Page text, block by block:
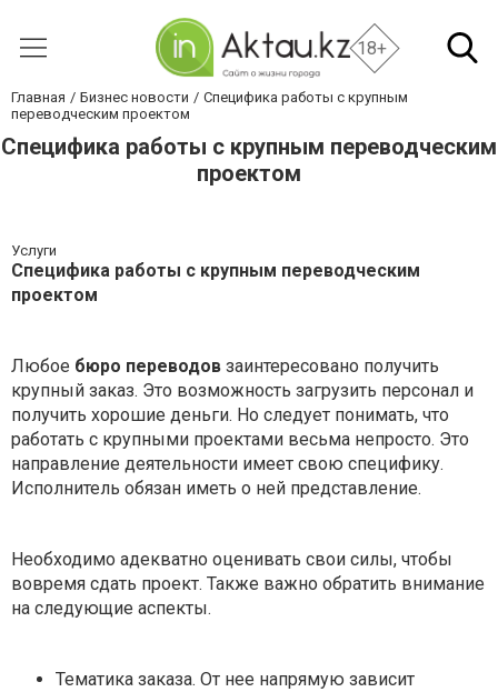
18+
Главная Бизнес новости
Специфика работы с крупным
переводческим проектом
Специфика работы с крупным переводческим
проектом
Услуги
Специфика работы с крупным переводческим
проектом
Любое бюро переводов заинтересовано получить
крупный заказ. Это возможность загрузить персонал и
получить хорошие деньги. Но следует понимать, что
работать с крупными проектами весьма непросто. Это
направление деятельности имеет свою специфику.
Исполнитель обязан иметь о ней представление.
Необходимо адекватно оценивать свои силы, чтобы
вовремя сдать проект. Также важно обратить внимание
на следующие аспекты.
Тематика заказа. От нее напрямую зависит